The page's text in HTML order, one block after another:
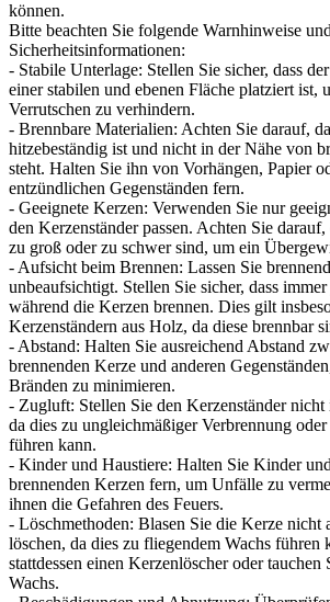
können.
Bitte beachten Sie folgende Warnhinweise und
Sicherheitsinformationen:
- Stabile Unterlage: Stellen Sie sicher, dass
einer stabilen und ebenen Fläche platziert ist,
Verrutschen zu verhindern.
- Brennbare Materialien: Achten Sie darauf,
hitzebeständig ist und nicht in der Nähe von
steht. Halten Sie ihn von Vorhängen, Papier
entzündlichen Gegenständen fern.
- Geeignete Kerzen: Verwenden Sie nur
den Kerzenständer passen. Achten Sie
zu groß oder zu schwer sind, um ein
- Aufsicht beim Brennen: Lassen Sie
unbeaufsichtigt. Stellen Sie sicher, dass
während die Kerzen brennen. Dies gilt
Kerzenständern aus Holz, da diese brennbar
- Abstand: Halten Sie ausreichend Abstand
brennenden Kerze und anderen
Bränden zu minimieren.
- Zugluft: Stellen Sie den Kerzenständer
da dies zu ungleichmäßiger Verbrennung
führen kann.
- Kinder und Haustiere: Halten Sie Kinder
brennenden Kerzen fern, um Unfälle zu
ihnen die Gefahren des Feuers.
- Löschmethoden: Blasen Sie die Kerze nicht
löschen, da dies zu fliegendem Wachs führen
stattdessen einen Kerzenlöscher oder
Wachs.